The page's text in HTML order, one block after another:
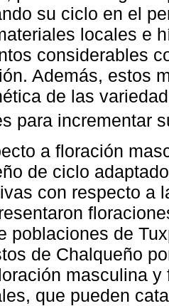
su ciclo en el
locales e
considerables
Además, estos
de las
para incrementar
a floración
de ciclo
con respecto a
poblaciones de
de Chalqueño
masculina
que pueden